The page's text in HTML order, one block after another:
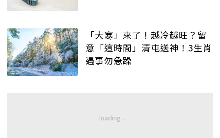
「大寒」來了！越冷越旺？留
意「這時間」清屯送神！3生肖
遇事勿急躁